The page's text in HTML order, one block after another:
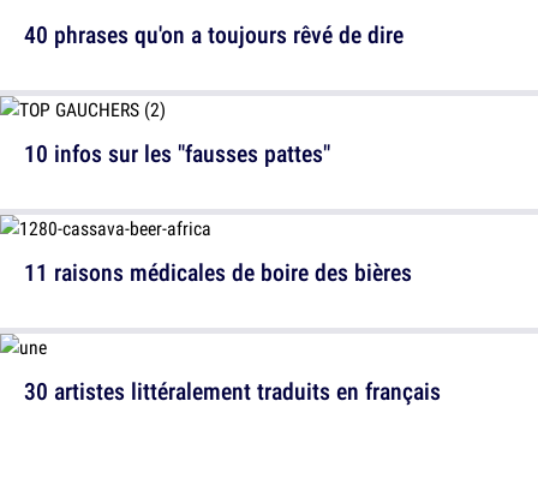
10 infos sur les "fausses pattes"
30 artistes littéralement traduits en français
40 phrases qu'on a toujours rêvé de dire
11 raisons médicales de boire des bières